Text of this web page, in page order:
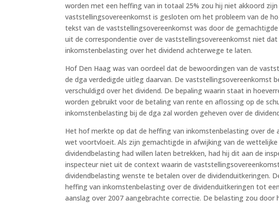
worden met een heffing van in totaal 25% zou hij niet akkoord
vaststellingsovereenkomst is gesloten om het probleem van de
tekst van de vaststellingsovereenkomst was door de
uit de correspondentie over de vaststellingsovereenkomst niet
inkomstenbelasting over het dividend achterwege te laten.
Hof Den Haag was van oordeel dat de bewoordingen van de
de dga verdedigde uitleg daarvan. De vaststellingsovereenkomst
verschuldigd over het dividend. De bepaling waarin staat in
worden gebruikt voor de betaling van rente en aflossing op de
inkomstenbelasting bij de dga zal worden geheven over de
Het hof merkte op dat de heffing van inkomstenbelasting over de
wet voortvloeit. Als zijn gemachtigde in afwijking van de
dividendbelasting had willen laten betrekken, had hij dit aan de
inspecteur niet uit de context waarin de
dividendbelasting wenste te betalen over de dividenduitkeringen.
heffing van inkomstenbelasting over de dividenduitkeringen tot
aanslag over 2007 aangebrachte correctie. De belasting zou